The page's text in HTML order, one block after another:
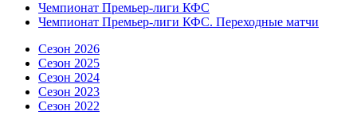
Чемпионат Премьер-лиги КФС
Чемпионат Премьер-лиги КФС. Переходные матчи
Сезон 2026
Сезон 2025
Сезон 2024
Сезон 2023
Сезон 2022